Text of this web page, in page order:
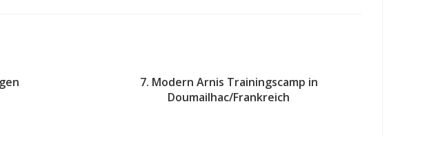
7. Modern Arnis Trainingscamp in
Doumailhac/Frankreich